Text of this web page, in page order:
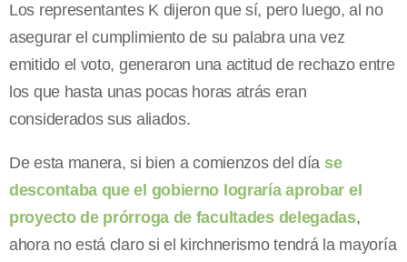
Los representantes K dijeron que sí, pero luego, al no
asegurar el cumplimiento de su palabra una vez
emitido el voto, generaron una actitud de rechazo entre
los que hasta unas pocas horas atrás eran
considerados sus aliados.
De esta manera, si bien a comienzos del día se
descontaba que el gobierno lograría aprobar el
proyecto de prórroga de facultades delegadas,
ahora no está claro si el kirchnerismo tendrá la mayoría